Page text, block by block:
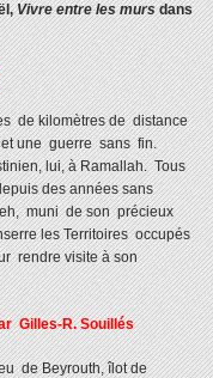
Vivre entre les mursdans
de kilomètres de distance
une guerre sans fin.
lui, à Ramallah. Tous
des années sans
muni de son précieux
les Territoires occupés
rendre visite à son
Gilles-R. Souillés
de Beyrouth, îlot de